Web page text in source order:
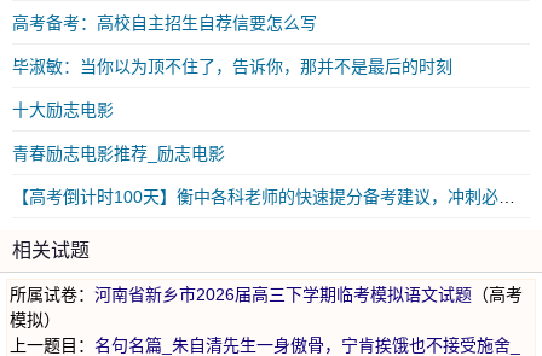
高考备考：高校自主招生自荐信要怎么写
毕淑敏：当你以为顶不住了，告诉你，那并不是最后的时刻
十大励志电影
青春励志电影推荐_励志电影
相关试题
所属试卷： 河南省新乡市2026届高三下学期临考模拟语文试题 （高考
模拟）
上一题目： 名句名篇_朱自清先生一身傲骨，宁肯挨饿也不接受施舍_